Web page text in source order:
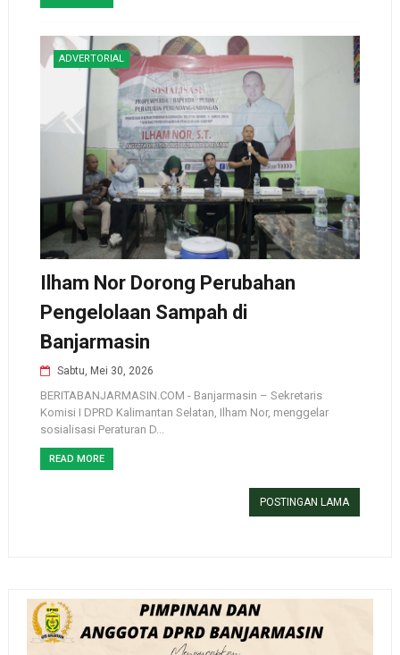
ADVERTORIAL
Ilham Nor Dorong Perubahan
Pengelolaan Sampah di
Banjarmasin
Sabtu, Mei 30, 2026
BERITABANJARMASIN.COM - Banjarmasin – Sekretaris
Komisi I DPRD Kalimantan Selatan, Ilham Nor, menggelar
sosialisasi Peraturan D...
READ MORE
POSTINGAN LAMA